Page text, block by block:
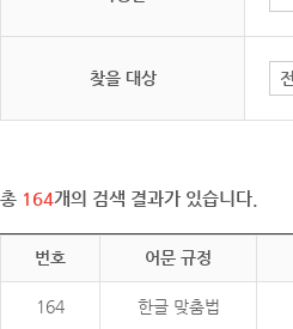
찾을 대상
총 164개의 검색 결과가 있습니다.
번호 어문 규정
164 한글 맞춤법